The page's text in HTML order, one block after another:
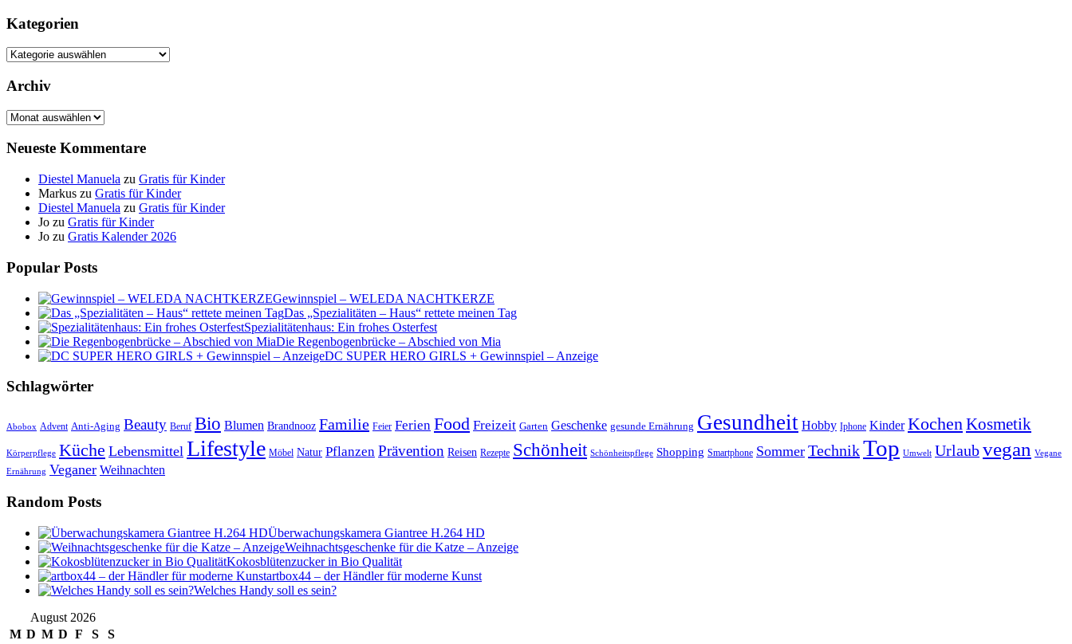
Kategorien
Kategorien
Archiv
Archiv
Neueste Kommentare
Diestel Manuela zu Gratis für Kinder
Markus zu Gratis für Kinder
Diestel Manuela zu Gratis für Kinder
Jo zu Gratis für Kinder
Jo zu Gratis Kalender 2026
Popular Posts
Gewinnspiel – WELEDA NACHTKERZE
Das „Spezialitäten – Haus“ rettete meinen Tag
Spezialitätenhaus: Ein frohes Osterfest
Die Regenbogenbrücke – Abschied von Mia
DC SUPER HERO GIRLS + Gewinnspiel – Anzeige
Schlagwörter
Abobox Advent Anti-Aging Beauty Beruf Bio Blumen Brandnooz Familie Feier Ferien Food Freizeit Garten Geschenke gesunde Ernährung Gesundheit Hobby Iphone Kinder KochenKosmetik
Körperpflege Küche Lebensmittel Lifestyle Möbel Natur Pflanzen Prävention Reisen Rezepte Schönheit Schönheitspflege Shopping Smartphone Sommer TechnikTop Umwelt Urlaubvegan Vegane
Ernährung Veganer Weihnachten
Random Posts
Überwachungskamera Giantree H.264 HD
Weihnachtsgeschenke für die Katze – Anzeige
Kokosblütenzucker in Bio Qualität
artbox44 – der Händler für moderne Kunst
Welches Handy soll es sein?
August 2026
M D M D F S S